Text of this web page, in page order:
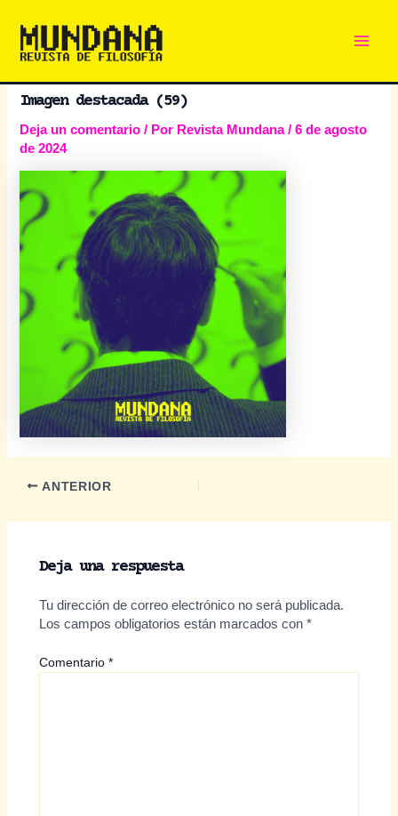
al
contenido
Imagen destacada (59)
Deja un comentario / Por Revista Mundana/6 de agosto
de 2024
Navegación
entradas
ANTERIOR
Deja una respuesta
Tu dirección de correo electrónico no será publicada.
Los campos obligatorios están marcados con*
Comentario*